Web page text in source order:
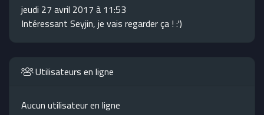
jeudi 27 avril 2017 à 11:53
Intéressant Seyjin, je vais regarder ça ! :')
Utilisateurs en ligne
Aucun utilisateur en ligne